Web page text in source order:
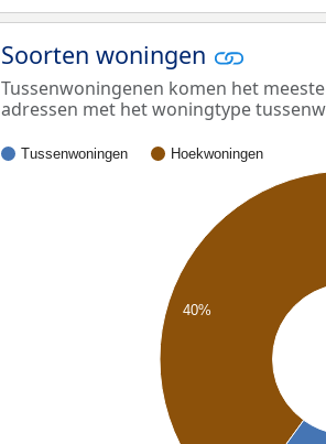
Soorten woningen
Tussenwoningenen komen het
adressen met het woningtype
Tussenwoningen Hoekwoningen
40%